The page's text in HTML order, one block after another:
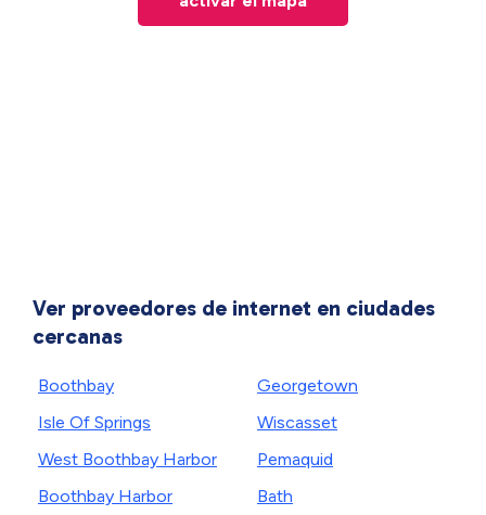
Ver proveedores de internet en ciudades
cercanas
Boothbay
Isle Of Springs
West Boothbay Harbor
Boothbay Harbor
Georgetown
Wiscasset
Pemaquid
Bath